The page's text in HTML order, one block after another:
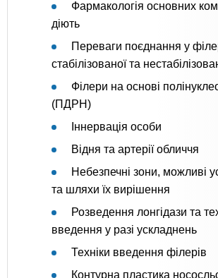
Фармакологія основних
діють
Переваги поєднання у
стабілізованої та
Філери на основі
(ПДРН)
Іннервація особи
Відня та артерії обличчя
Небезпечні зони, можливі
та шляхи їх вирішення
Розведення лонгідази та
введення у разі ускладнень
Техніки введення філерів
Контурна пластика